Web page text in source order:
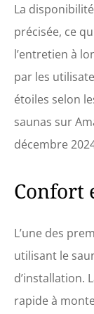
La
précisée, ce
l’entretien à
par les
étoiles selon
saunas sur
décembre
Confort
L’une des
utilisant le
d’installation.
rapide à